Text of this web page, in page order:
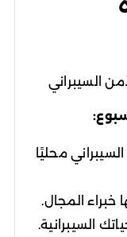
السيبراني
محليًا
خبراء المجال.
السيبرانية.